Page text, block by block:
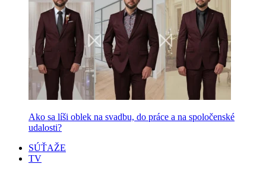
Ako sa líši oblek na svadbu, do práce a na spoločenské
udalosti?
SÚŤAŽE
TV